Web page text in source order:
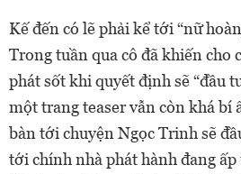
Kế đến có lẽ phải kể tới “nữ
Trong tuần qua cô đã khiến cho
phát sốt khi quyết định sẽ “đầu
một trang teaser vẫn còn khá bí
bàn tới chuyện Ngọc Trinh sẽ
tới chính nhà phát hành đang